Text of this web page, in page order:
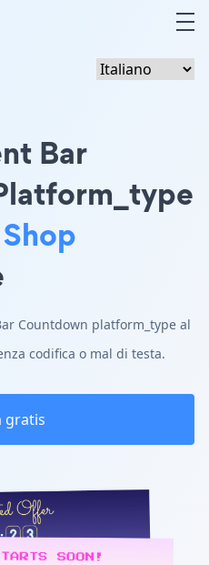
Bar
Countdown platform_type al
codifica o mal di testa.
gratis